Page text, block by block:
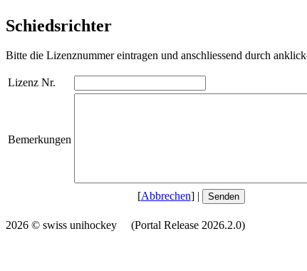
Schiedsrichter
Bitte die Lizenznummer eintragen und anschliessend durch
Lizenz Nr.
Bemerkungen
[Abbrechen] |
2026 © swiss unihockey (Portal Release 2026.2.0)